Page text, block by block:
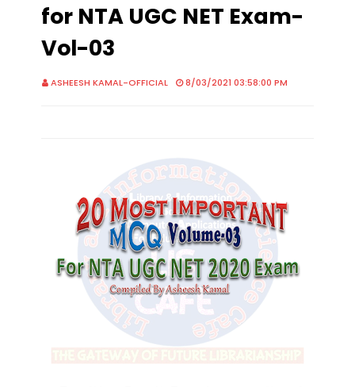
for NTA UGC NET Exam-
Vol-03
ASHEESH KAMAL-OFFICIAL 8/03/2021 03:58:00 PM